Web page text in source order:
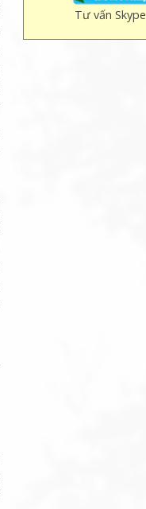
Tư vấn Skype